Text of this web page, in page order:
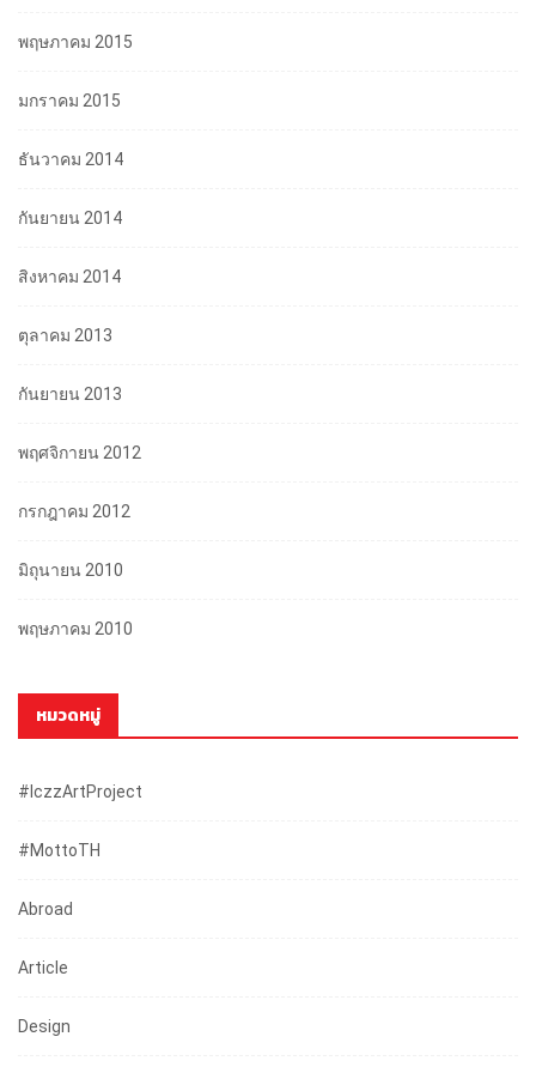
พฤษภาคม 2015
มกราคม 2015
ธันวาคม 2014
กันยายน 2014
สิงหาคม 2014
ตุลาคม 2013
กันยายน 2013
พฤศจิกายน 2012
กรกฎาคม 2012
มิถุนายน 2010
พฤษภาคม 2010
หมวดหมู่
#iczzArtProject
#mottoTH
Abroad
Article
Design